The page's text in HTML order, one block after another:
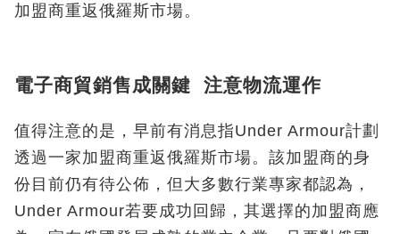
加盟商重返俄羅斯市場。
電子商貿銷售成關鍵 注意物流運作
值得注意的是，早前有消息指Under Armour計劃
透過一家加盟商重返俄羅斯市場。該加盟商的身
份目前仍有待公佈，但大多數行業專家都認為，
Under Armour若要成功回歸，其選擇的加盟商應